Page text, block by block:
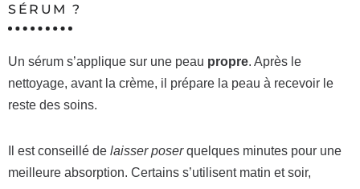
SÉRUM ?
Un sérum s’applique sur une peau propre. Après le
nettoyage, avant la crème, il prépare la peau à recevoir le
reste des soins.
Il est conseillé de laisser poserquelques minutes pour une
meilleure absorption. Certains s’utilisent matin et soir,